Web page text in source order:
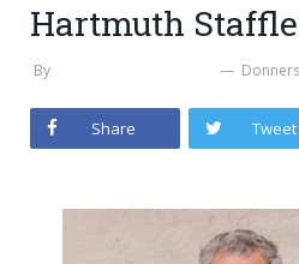
Hartmuth
By
Share Tweet